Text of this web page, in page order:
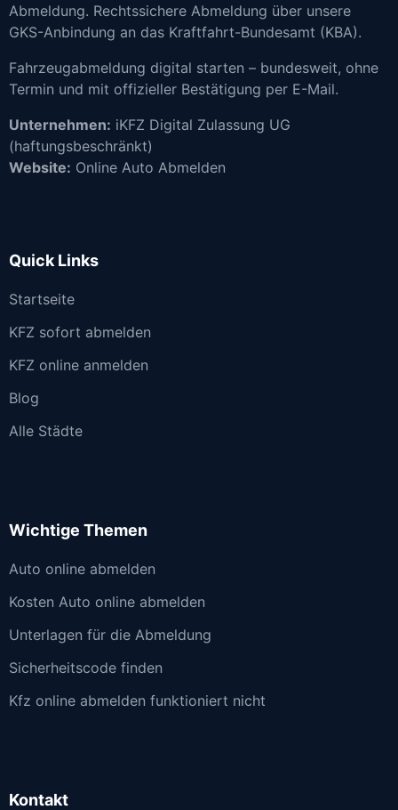
Abmeldung. Rechtssichere Abmeldung über unsere
GKS-Anbindung an das Kraftfahrt-Bundesamt (KBA).
Fahrzeugabmeldung digital starten – bundesweit, ohne
Termin und mit offizieller Bestätigung per E-Mail.
Unternehmen: iKFZ Digital Zulassung UG
(haftungsbeschränkt)
Website: Online Auto Abmelden
Quick Links
Startseite
KFZ sofort abmelden
KFZ online anmelden
Blog
Alle Städte
Wichtige Themen
Auto online abmelden
Kosten Auto online abmelden
Unterlagen für die Abmeldung
Sicherheitscode finden
Kfz online abmelden funktioniert nicht
Kontakt